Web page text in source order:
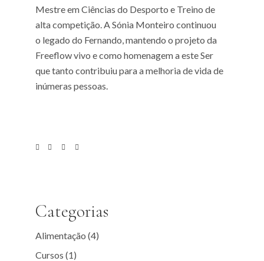
Mestre em Ciências do Desporto e Treino de
alta competição. A Sónia Monteiro continuou
o legado do Fernando, mantendo o projeto da
Freeflow vivo e como homenagem a este Ser
que tanto contribuiu para a melhoria de vida de
inúmeras pessoas.
Categorias
Alimentação (4)
Cursos (1)